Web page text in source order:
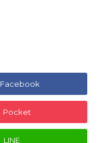
Facebook
Pocket
LINE